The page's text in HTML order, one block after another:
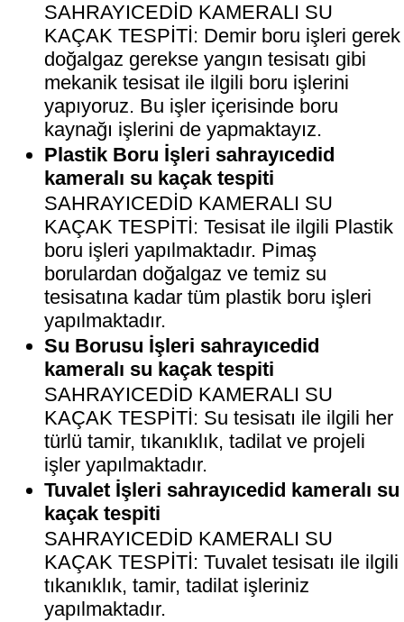
SAHRAYICEDİD KAMERALI SU
KAÇAK TESPİTİ: Demir boru işleri gerek
doğalgaz gerekse yangın tesisatı gibi
mekanik tesisat ile ilgili boru işlerini
yapıyoruz. Bu işler içerisinde boru
kaynağı işlerini de yapmaktayız.
Plastik Boru İşleri sahrayıcedid
kameralı su kaçak tespiti
SAHRAYICEDİD KAMERALI SU
KAÇAK TESPİTİ: Tesisat ile ilgili Plastik
boru işleri yapılmaktadır. Pimaş
borulardan doğalgaz ve temiz su
tesisatına kadar tüm plastik boru işleri
yapılmaktadır.
Su Borusu İşleri sahrayıcedid
kameralı su kaçak tespiti
SAHRAYICEDİD KAMERALI SU
KAÇAK TESPİTİ: Su tesisatı ile ilgili her
türlü tamir, tıkanıklık, tadilat ve projeli
işler yapılmaktadır.
Tuvalet İşleri sahrayıcedid kameralı su
kaçak tespiti
SAHRAYICEDİD KAMERALI SU
KAÇAK TESPİTİ: Tuvalet tesisatı ile ilgili
tıkanıklık, tamir, tadilat işleriniz
yapılmaktadır.